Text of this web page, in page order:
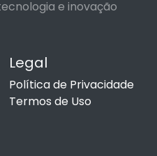
e inovação
Legal
Política de Privacidade
Termos de Uso